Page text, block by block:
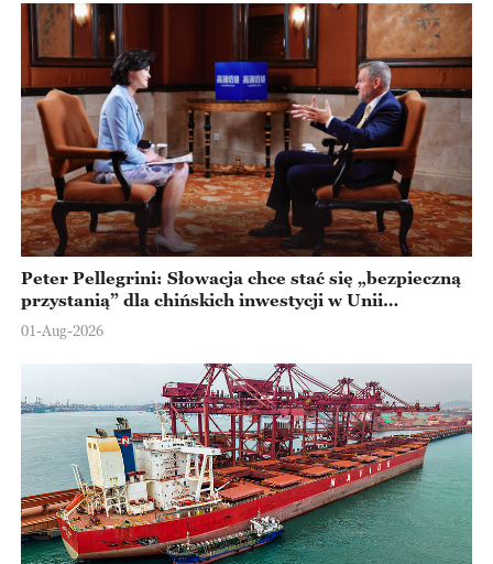
Peter Pellegrini: Słowacja chce stać się „bezpieczną
przystanią” dla chińskich inwestycji w Unii
Europejskiej
01-Aug-2026